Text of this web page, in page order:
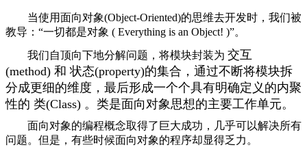
当使用面向对象(Object-Oriented)的思维去开发时，我们被
教导：“一切都是对象 ( Everything is an Object! )”。
我们自顶向下地分解问题，将模块封装为 交互
(method) 和状态(property)的集合，通过不断将模块拆
分成更细的维度，最后形成一个个具有明确定义的内聚
性的 类(Class) 。类是面向对象思想的主要工作单元。
面向对象的编程概念取得了巨大成功，几乎可以解决所有
问题。但是，有些时候面向对象的程序却显得乏力。